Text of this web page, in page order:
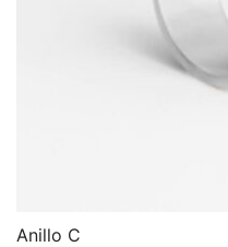
Anillo C